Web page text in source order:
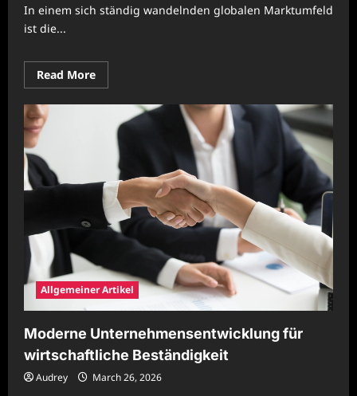
In einem sich ständig wandelnden globalen Marktumfeld
ist die...
Read MoreRead
more
Professionelle
Unternehmensentwicklung
Wachstum
Allgemeiner Artikel
Moderne Unternehmensentwicklung für
wirtschaftliche Beständigkeit
Audrey March 26, 2026